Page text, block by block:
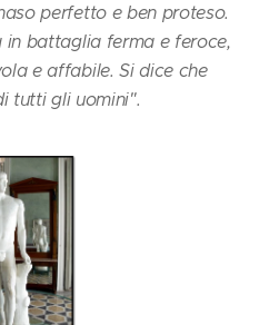
perfetto e ben proteso.
battaglia ferma e feroce,
e affabile. Si dice che
tutti gli uomini".